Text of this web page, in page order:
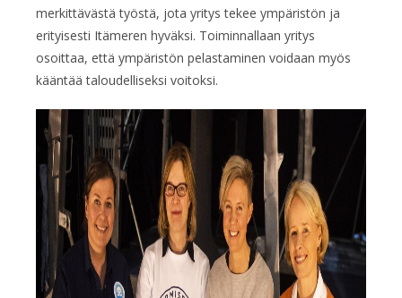
merkittävästä työstä, jota yritys tekee ympäristön ja
erityisesti Itämeren hyväksi. Toiminnallaan yritys
osoittaa, että ympäristön pelastaminen voidaan myös
kääntää taloudelliseksi voitoksi.